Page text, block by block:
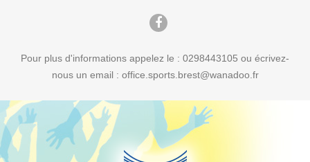
Pour plus d'informations appelez le : 0298443105 ou écrivez-
nous un email : office.sports.brest@wanadoo.fr